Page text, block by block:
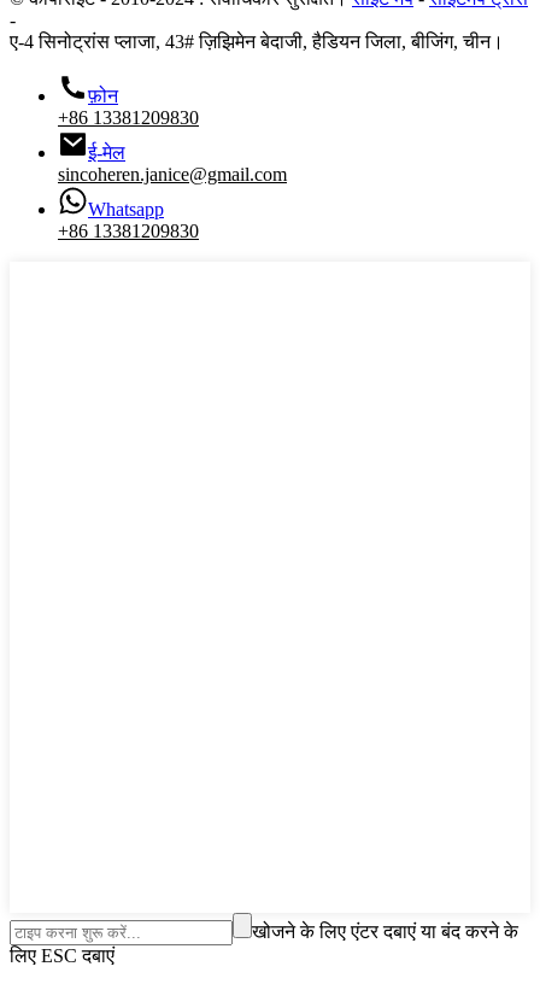
-
ए-4 सिनोट्रांस प्लाजा, 43# ज़िझिमेन बेदाजी, हैडियन जिला, बीजिंग, चीन।
फ़ोन
+86 13381209830
ई-मेल
sincoheren.janice@gmail.com
Whatsapp
+86 13381209830
खोजने के लिए एंटर दबाएं या बंद करने के
लिए ESC दबाएं